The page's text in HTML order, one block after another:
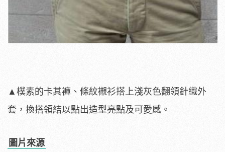
▲樸素的卡其褲、條紋襯衫搭上淺灰色翻領針織外
套，換搭領結以點出造型亮點及可愛感。
圖片來源